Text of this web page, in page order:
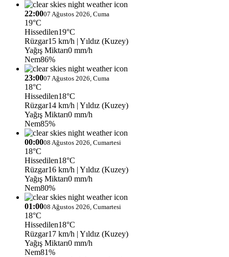
22:0007 Ağustos 2026, Cuma
19°C
Hissedilen19°C
Rüzgar15 km/h | Yıldız (Kuzey)
Yağış Miktarı0 mm/h
Nem86%
23:0007 Ağustos 2026, Cuma
18°C
Hissedilen18°C
Rüzgar14 km/h | Yıldız (Kuzey)
Yağış Miktarı0 mm/h
Nem85%
00:0008 Ağustos 2026, Cumartesi
18°C
Hissedilen18°C
Rüzgar16 km/h | Yıldız (Kuzey)
Yağış Miktarı0 mm/h
Nem80%
01:0008 Ağustos 2026, Cumartesi
18°C
Hissedilen18°C
Rüzgar17 km/h | Yıldız (Kuzey)
Yağış Miktarı0 mm/h
Nem81%